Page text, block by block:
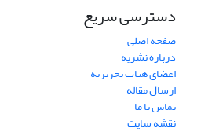
دسترسی سریع
صفحه اصلی
درباره نشریه
اعضای هیات تحریریه
ارسال مقاله
تماس با ما
نقشه سایت